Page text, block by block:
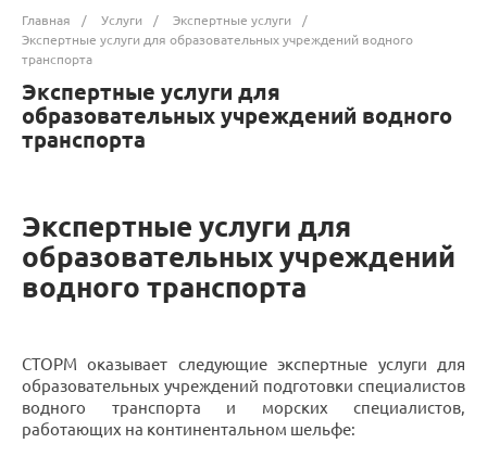
Главная / Услуги / Экспертные услуги
/
Экспертные услуги для образовательных учреждений водного
транспорта
Экспертные услуги для
образовательных учреждений водного
транспорта
Экспертные услуги для
образовательных учреждений
водного транспорта
СТОРМ оказывает следующие экспертные услуги для
образовательных учреждений подготовки специалистов
водного транспорта и морских специалистов,
работающих на континентальном шельфе: